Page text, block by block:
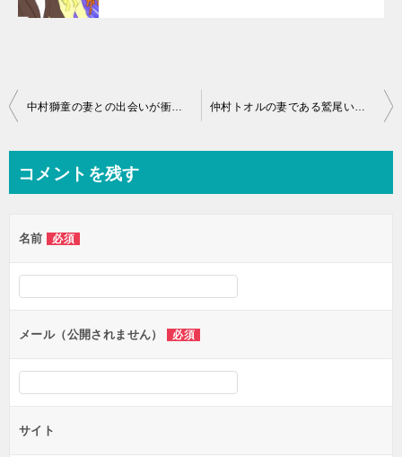
投
ビ
ー
シ
ン
中村獅童の妻との出会いが衝撃で結婚に至った理由とは？ 仲村トオルの妻である鷲尾いさ子の現在の写真や難病の病気の状態とは
コメントを残す
名前 必須
メール（公開されません） 必須
サイト